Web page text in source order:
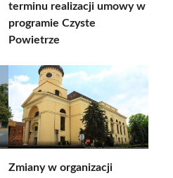
terminu realizacji umowy w
programie Czyste
Powietrze
Zmiany w organizacji